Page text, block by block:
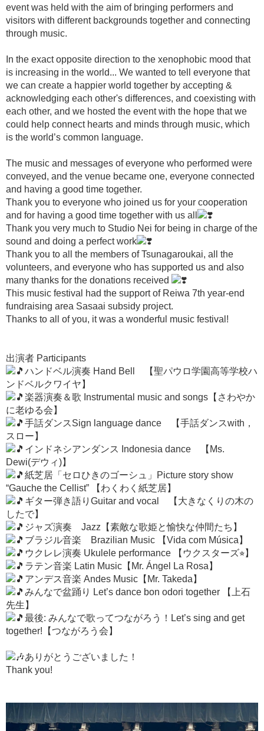
event was held with the aim of bringing performers and
visitors with different backgrounds together and connecting
through music.
In the exact opposite direction to the xenophobic mood that
is increasing in the world... We wanted to tell everyone that
we can create a happier world together by accepting &
acknowledging each other's differences, and coexisting with
each other, and we hosted the event with the hope that we
could help connect hearts and minds through music, which
is the world’s common language.
The music and messages of everyone who performed were
conveyed, and the venue became one, everyone connected
and having a good time together.
Thank you to everyone who joined us for your cooperation
and for having a good time together with us all
Thank you very much to Studio Nei for being in charge of the
sound and doing a perfect work
Thank you to all the members of Tsunagaroukai, all the
volunteers, and everyone who has supported us and also
many thanks for the donations received
This music festival had the support of Reiwa 7th year-end
fundraising area Sasaai subsidy project.
Thanks to all of you, it was a wonderful music festival!
出演者 Participants
ハンドベル演奏 Hand Bell 【聖パウロ学園高等学校ハ
ンドベルクワイヤ】
楽器演奏＆歌 Instrumental music and songs【さわやか
に老ゆる会】
手話ダンスSign language dance 【手話ダンスwith，
スロー】
インドネシアンダンス Indonesia dance 【Ms.
Dewi(デウィ)】
紙芝居「セロひきのゴーシュ」Picture story show
“Gauche the Cellist” 【わくわく紙芝居】
ギター弾き語りGuitar and vocal 【大きなくりの木の
したで】
ジャズ演奏 Jazz【素敵な歌姫と愉快な仲間たち】
ブラジル音楽 Brazilian Music 【Vida com Música】
ウクレレ演奏 Ukulele performance 【ウクスターズ⭐︎】
ラテン音楽 Latin Music【Mr. Ángel La Rosa】
アンデス音楽 Andes Music【Mr. Takeda】
みんなで盆踊り Let’s dance bon odori together 【上石
先生】
最後: みんなで歌ってつながろう！Let’s sing and get
together!【つながろう会】
ありがとうございました！
Thank you!